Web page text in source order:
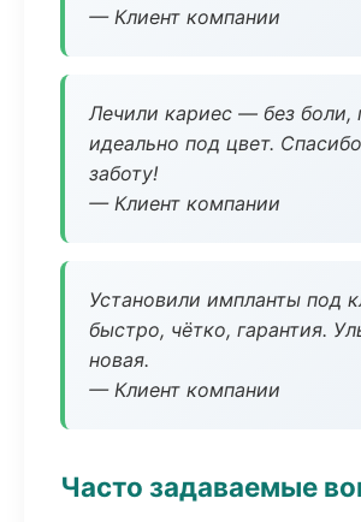
— Клиент компании
Лечили кариес — без боли,
идеально под цвет.
заботу!
— Клиент компании
Установили импланты под
быстро, чётко, гарантия.
новая.
— Клиент компании
Часто задаваемые